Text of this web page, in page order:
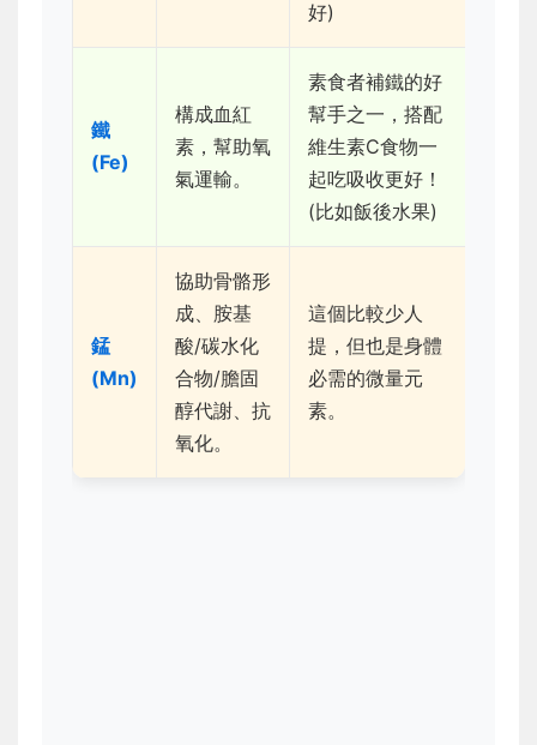
好)
鐵
(Fe)
構成血紅
素，幫助氧
氣運輸。
素食者補鐵的好
幫手之一，搭配
維生素C食物一
起吃吸收更好！
(比如飯後水果)
錳
(Mn)
協助骨骼形
成、胺基
酸/碳水化
合物/膽固
醇代謝、抗
氧化。
這個比較少人
提，但也是身體
必需的微量元
素。